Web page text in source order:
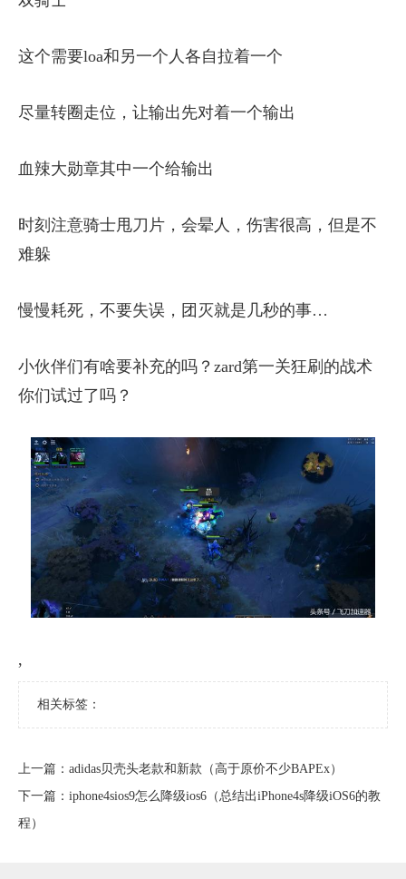
这个需要loa和另一个人各自拉着一个
尽量转圈走位，让输出先对着一个输出
血辣大勋章其中一个给输出
时刻注意骑士甩刀片，会晕人，伤害很高，但是不
难躲
慢慢耗死，不要失误，团灭就是几秒的事…
小伙伴们有啥要补充的吗？zard第一关狂刷的战术
你们试过了吗？
,
相关标签：
上一篇： ​adidas贝壳头老款和新款（高于原价不少BAPEx）
下一篇： ​iphone4sios9怎么降级ios6（总结出iPhone4s降级iOS6的教
程）